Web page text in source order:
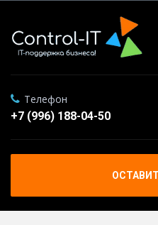
Телефон
+7 (996) 188-04-50